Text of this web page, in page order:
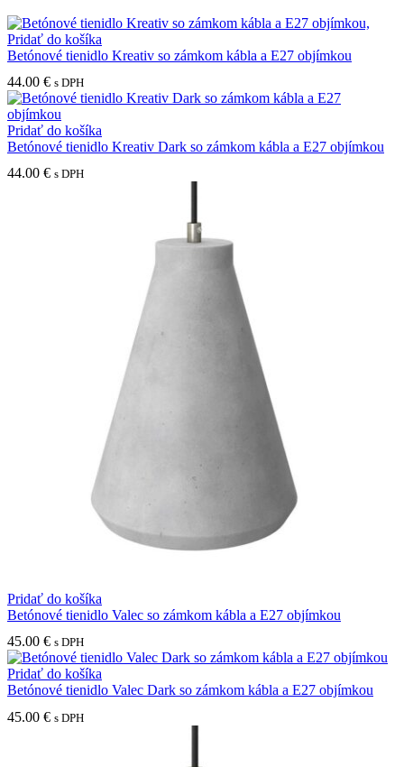
Pridať do košíka
Betónové tienidlo Kreativ so zámkom kábla a E27 objímkou
44.00 € s DPH
Pridať do košíka
Betónové tienidlo Kreativ Dark so zámkom kábla a E27 objímkou
44.00 € s DPH
Pridať do košíka
Betónové tienidlo Valec so zámkom kábla a E27 objímkou
45.00 € s DPH
Pridať do košíka
Betónové tienidlo Valec Dark so zámkom kábla a E27 objímkou
45.00 € s DPH